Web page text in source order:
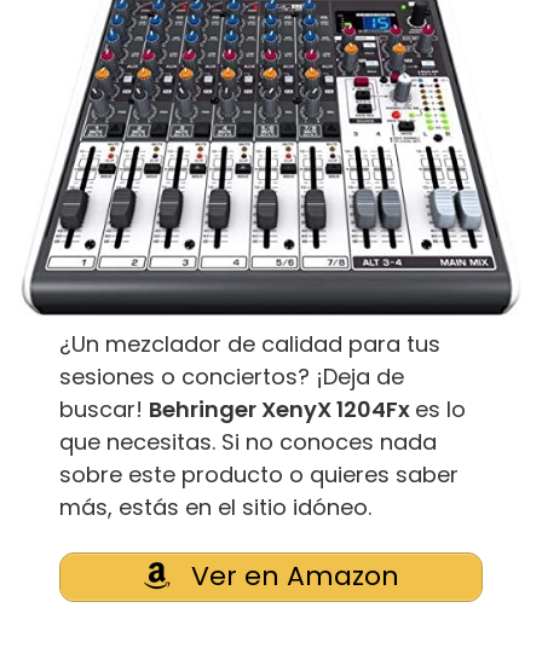
¿Un mezclador de calidad para tus
sesiones o conciertos? ¡Deja de
buscar! Behringer XenyX 1204Fx es lo
que necesitas. Si no conoces nada
sobre este producto o quieres saber
más, estás en el sitio idóneo.
Ver en Amazon